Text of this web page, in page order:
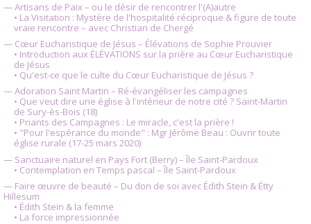
— Artisans de Paix – ou le désir de rencontrer l'(A)autre
• La Visitation : Mystère de l'hospitalité réciproque & figure de toute
vraie rencontre – avec Christian de Chergé
— Cœur Eucharistique de Jésus – Élévations de Sophie Prouvier
• Introduction aux ÉLÉVATIONS sur la prière au Cœur Eucharistique
de Jésus
• Qu'est-ce que le culte du Cœur Eucharistique de Jésus ?
— Adoration Saint Martin – Ré-évangéliser les campagnes
• Que veut dire une église à l'intérieur de notre cité ? Saint-Martin
de Sury-ès-Bois (18)
• Priants des Campagnes : Le miracle, c'est la prière !
• "Pour l'espérance du monde" : Mgr Jérôme Beau : Ouvrir toute
église rurale (17-25 mars 2020)
— Sanctuaire naturel en Pays Fort (Berry) – Île Saint-Pardoux
• Contemplation en Temps pascal – Île Saint-Pardoux
— Faire œuvre de beauté – Du don de soi avec Édith Stein & Étty
Hillesum
• Édith Stein & la femme
• La force impressionnée